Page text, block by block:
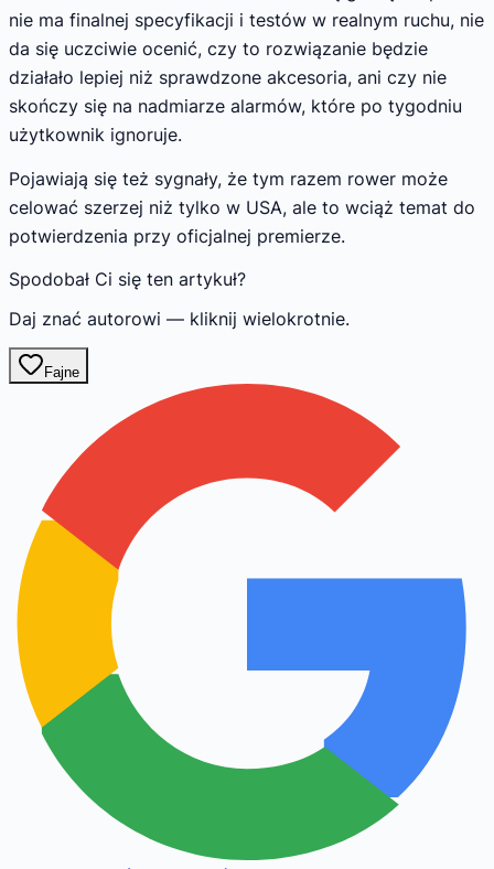
nie ma finalnej specyfikacji i testów w realnym ruchu, nie
da się uczciwie ocenić, czy to rozwiązanie będzie
działało lepiej niż sprawdzone akcesoria, ani czy nie
skończy się na nadmiarze alarmów, które po tygodniu
użytkownik ignoruje.
Pojawiają się też sygnały, że tym razem rower może
celować szerzej niż tylko w USA, ale to wciąż temat do
potwierdzenia przy oficjalnej premierze.
Spodobał Ci się ten artykuł?
Daj znać autorowi — kliknij wielokrotnie.
Fajne